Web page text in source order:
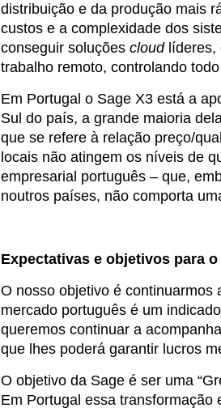
distribuição e da produção mais
custos e a complexidade dos
conseguir soluções cloud
trabalho remoto, controlando
Em Portugal o Sage X3 está a
Sul do país, a grande maioria
que se refere à relação preço/
locais não atingem os níveis de
empresarial português – que,
noutros países, não comporta
Expectativas e objetivos para
O nosso objetivo é continuarmos
mercado português é um
queremos continuar a
que lhes poderá garantir lucros
O objetivo da Sage é ser uma
Em Portugal essa